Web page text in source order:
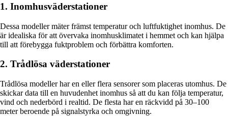
1. Inomhusväderstationer
Dessa modeller mäter främst temperatur och luftfuktighet inomhus. De
är idealiska för att övervaka inomhusklimatet i hemmet och kan hjälpa
till att förebygga fuktproblem och förbättra komforten.
2. Trådlösa väderstationer
Trådlösa modeller har en eller flera sensorer som placeras utomhus. De
skickar data till en huvudenhet inomhus så att du kan följa temperatur,
vind och nederbörd i realtid. De flesta har en räckvidd på 30–100
meter beroende på signalstyrka och omgivning.